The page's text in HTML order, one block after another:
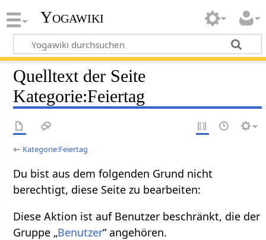
Yogawiki
Quelltext der Seite
Kategorie:Feiertag
← Kategorie:Feiertag
Du bist aus dem folgenden Grund nicht
berechtigt, diese Seite zu bearbeiten:
Diese Aktion ist auf Benutzer beschränkt, die der
Gruppe „Benutzer“ angehören.